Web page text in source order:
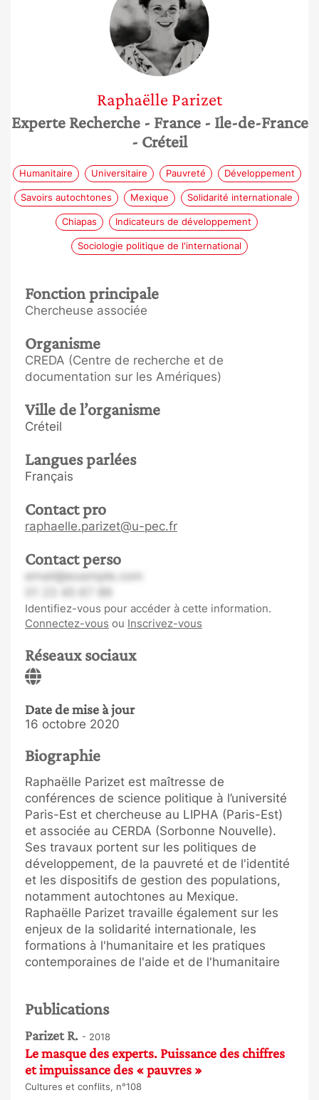
Raphaëlle Parizet
Experte Recherche - France - Ile-de-France
- Créteil
Humanitaire Universitaire Pauvreté Développement
Savoirs autochtones Mexique Solidarité internationale
Chiapas Indicateurs de développement
Sociologie politique de l'international
Fonction principale
Chercheuse associée
Organisme
CREDA (Centre de recherche et de
documentation sur les Amériques)
Ville de l’organisme
Créteil
Langues parlées
Français
Contact pro
raphaelle.parizet@u-pec.fr
Contact perso
email@example.com
Identifiez-vous pour accéder à cette information.
Connectez-vous ou Inscrivez-vous
Réseaux sociaux
Date de mise à jour
16 octobre 2020
Biographie
Raphaëlle Parizet est maîtresse de
conférences de science politique à l’université
Paris-Est et chercheuse au LIPHA (Paris-Est)
et associée au CERDA (Sorbonne Nouvelle).
Ses travaux portent sur les politiques de
développement, de la pauvreté et de l'identité
et les dispositifs de gestion des populations,
notamment autochtones au Mexique.
Raphaëlle Parizet travaille également sur les
enjeux de la solidarité internationale, les
formations à l'humanitaire et les pratiques
contemporaines de l'aide et de l'humanitaire
Publications
Parizet R. - 2018
Le masque des experts. Puissance des chiffres
et impuissance des « pauvres »
Cultures et conflits, n°108